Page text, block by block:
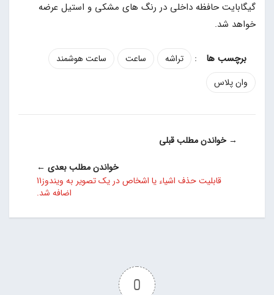
گیگابایت حافظه داخلی در رنگ های مشکی و استیل عرضه
خواهد شد.
: تراشه ساعت
ساعت هوشمند
وان پلاس
→ خواندن مطلب قبلی
خواندن مطلب بعدی ←
قابلیت حذف اشیاء یا اشخاص در یک تصویر به ویندوز11
اضافه شد.
0